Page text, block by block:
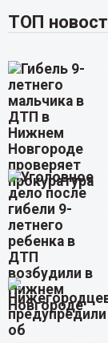
ТОП